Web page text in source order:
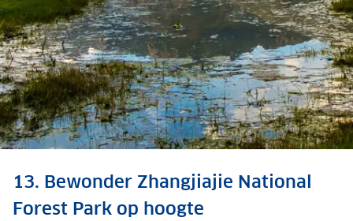
Tibet
13. Bewonder Zhangjiajie National
Forest Park op hoogte